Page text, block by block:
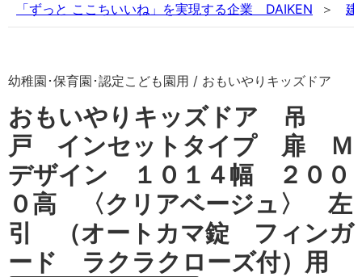
「ずっと ここちいいね」を実現する企業 DAIKEN 建
幼稚園･保育園･認定こども園用 / おもいやりキッズドア
おもいやりキッズドア 吊
戸 インセットタイプ 扉 Ｍ
デザイン １０１４幅 ２００
０高 〈クリアベージュ〉 左
引 （オートカマ錠 フィンガ
ード ラクラクローズ付）用